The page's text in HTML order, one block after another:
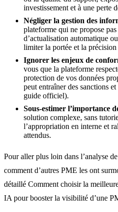
investissement et à une perte
Négliger la gestion des
plateforme qui ne propose
d’actualisation automatique
limiter la portée et la
Ignorer les enjeux de
vous que la plateforme
protection de vos données
peut entraîner des sanctions
guide officiel).
Sous-estimer l’importance
solution complexe, sans
l’appropriation en interne et
attendus.
Pour aller plus loin dans l’analyse
comment d’autres PME les ont
détaillé Comment choisir la
IA pour booster la visibilité d’une